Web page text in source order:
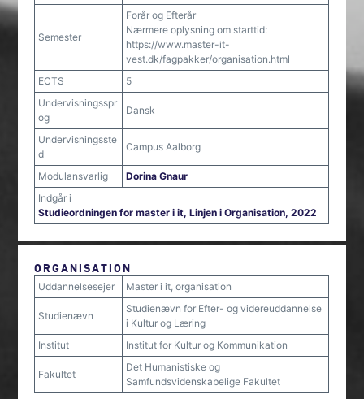
Semester
Forår og Efterår
Nærmere oplysning om starttid:
https://www.master-it-
vest.dk/fagpakker/organisation.html
ECTS
5
Undervisningsspr
og
Dansk
Undervisningsste
d
Campus Aalborg
Modulansvarlig
Dorina Gnaur
Indgår i
Studieordningen for master i it, Linjen i Organisation, 2022
ORGANISATION
Uddannelsesejer Master i it, organisation
Studienævn
Studienævn for Efter- og videreuddannelse
i Kultur og Læring
Institut
Institut for Kultur og Kommunikation
Fakultet
Det Humanistiske og
Samfundsvidenskabelige Fakultet